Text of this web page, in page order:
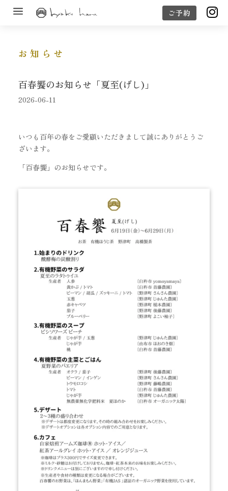
a ご予約 
お知らせ
百春饗のお知らせ「夏至(げし)」
2026-06-11
いつも百年の春をご愛顧いただきまして誠にありがとうご
ざいます。
「百春饗」のお知らせです。